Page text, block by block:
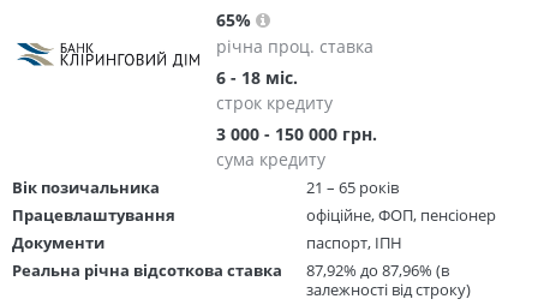
65%
річна проц. ставка
6 - 18 міс.
строк кредиту
3 000 - 150 000 грн.
сума кредиту
Вік позичальника
21 – 65 років
Працевлаштування
офіційне, ФОП, пенсіонер
Документи
паспорт, ІПН
Реальна річна відсоткова ставка
87,92% до 87,96% (в
залежності від строку)